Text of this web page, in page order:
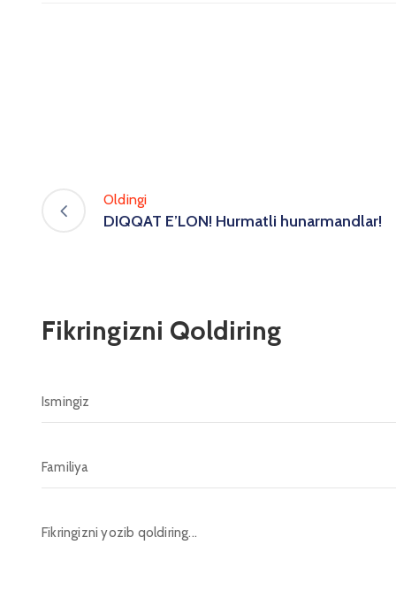
Oldingi
DIQQAT E’LON! Hurmatli hunarmandlar!
Fikringizni Qoldiring